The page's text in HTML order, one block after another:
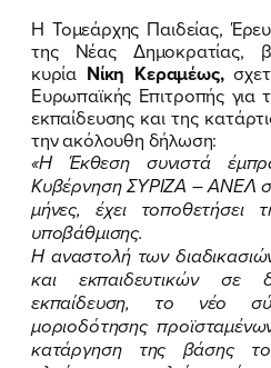
Η Τομεάρχης Παιδείας,
της Νέας Δημοκρατίας,
κυρία Νίκη Κεραμέως,
Ευρωπαϊκής Επιτροπής για
εκπαίδευσης και της
την ακόλουθη δήλωση:
«Η Έκθεση συνιστά
Κυβέρνηση ΣΥΡΙΖΑ – ΑΝΕΛ
μήνες, έχει τοποθετήσει
υποβάθμισης.
Η αναστολή των
και εκπαιδευτικών σε
εκπαίδευση, το νέο
μοριοδότησης
κατάργηση της βάσης
Δεδομένων
Χρήσηςτου
Πολιτικού
Νίκης Κεραμέως
ΥΠΟΒΟΛΗ
Δεδομένων
Χρήσηςτου
Πολιτικού
Νίκης Κεραμέως
ΥΠΟΒΟΛΗ